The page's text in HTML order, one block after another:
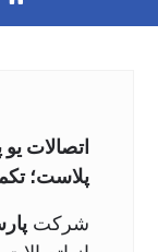
اتصالات
پلاست؛
شرکت